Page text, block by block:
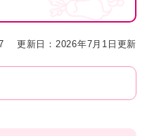
更新日：2026年7月1日更新